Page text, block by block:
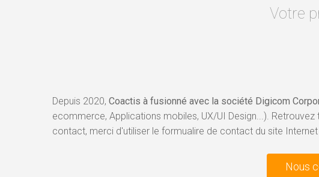
Votre
Depuis 2020, Coactis à fusionné avec la société Digicom
ecommerce, Applications mobiles, UX/UI Design...).
contact, merci d'utiliser le formualire de contact du site
Nous